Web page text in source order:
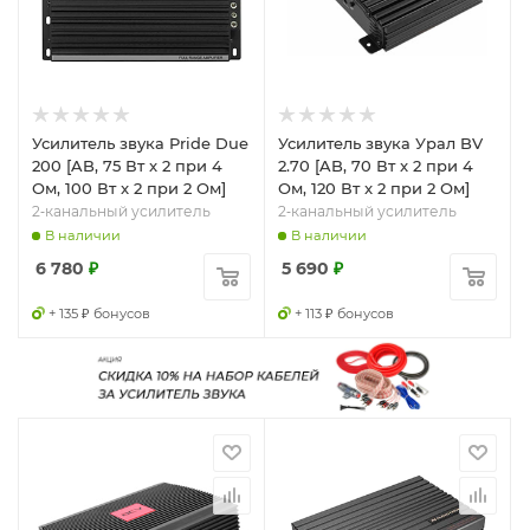
Усилитель звука Pride Due
200 [AB, 75 Вт x 2 при 4
Ом, 100 Вт x 2 при 2 Ом]
2‑канальный усилитель
В наличии
6 780 ₽
+ 135 ₽ бонусов
Усилитель звука Урал BV
2.70 [AB, 70 Вт x 2 при 4
Ом, 120 Вт x 2 при 2 Ом]
2‑канальный усилитель
В наличии
5 690 ₽
+ 113 ₽ бонусов